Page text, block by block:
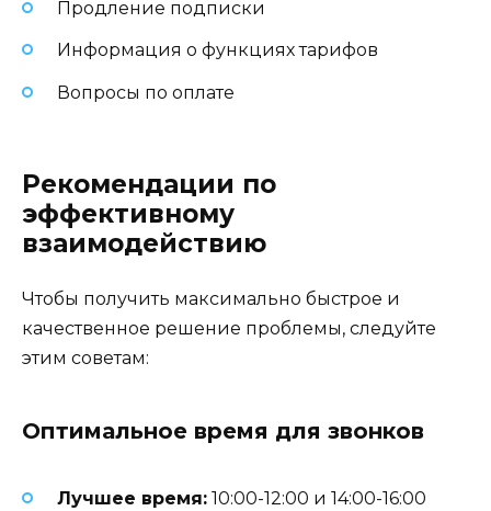
Продление подписки
Информация о функциях тарифов
Вопросы по оплате
Рекомендации по
эффективному
взаимодействию
Чтобы получить максимально быстрое и
качественное решение проблемы, следуйте
этим советам:
Оптимальное время для звонков
Лучшее время: 10:00-12:00 и 14:00-16:00